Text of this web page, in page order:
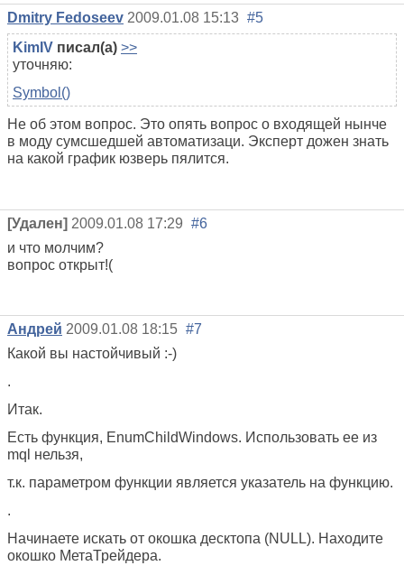
Dmitry Fedoseev 2009.01.08 15:13 #5
KimIV писал(а) >>
уточняю:
Symbol()
Не об этом вопрос. Это опять вопрос о входящей нынче
в моду сумсшедшей автоматизаци. Эксперт дожен знать
на какой график юзверь пялится.
[Удален] 2009.01.08 17:29 #6
и что молчим?
вопрос открыт!(
Андрей 2009.01.08 18:15 #7
Какой вы настойчивый :-)
.
Итак.
Есть функция, EnumChildWindows. Использовать ее из
mql нельзя,
т.к. параметром функции является указатель на функцию.
.
Начинаете искать от окошка десктопа (NULL). Находите
окошко МетаТрейдера.